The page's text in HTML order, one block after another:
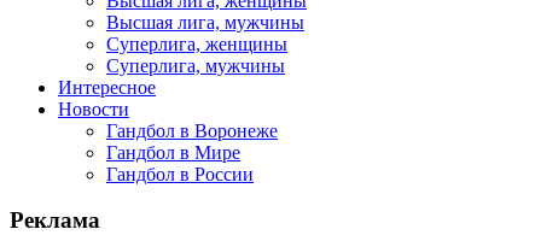
Высшая лига, мужчины
Суперлига, женщины
Суперлига, мужчины
Интересное
Новости
Гандбол в Воронеже
Гандбол в Мире
Гандбол в России
Реклама